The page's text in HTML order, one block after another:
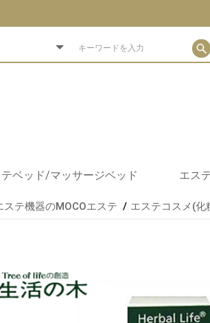
ベッド/マッサージベッド
ランド
ッド
ベーダ
ベッド
動エステベッド
ャルベッド
ド
ッド
ジマット
ッド
ロン
ロン開業セット
ッドオプション
用ベッド
エス
タオル
使い捨
紙パン
エステ
フェイ
サロン
カルテ
ホット
ステ機器のMOCOエステ エステコスメ(化